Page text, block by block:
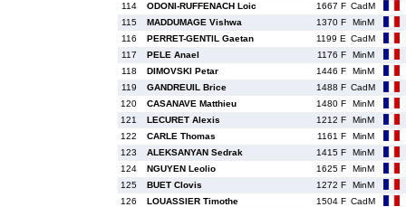
114
ODONI-RUFFENACH Loic 1667 F CadM
115
MADDUMAGE Vishwa 1370 F
MinM
116
PERRET-GENTIL Gaetan 1199 E CadM
117
PELE Anael 1176 F
MinM
118
DIMOVSKI Petar 1446 F
MinM
119
GANDREUIL Brice 1488 F CadM
120
CASANAVE Matthieu 1480 F
MinM
121
LECURET Alexis 1212 F
MinM
122
CARLE Thomas 1161 F
MinM
123
ALEKSANYAN Sedrak 1415 F
MinM
124
NGUYEN Leolio 1625 F
MinM
125
BUET Clovis 1272 F
MinM
126
LOUASSIER Timothe 1504 F CadM